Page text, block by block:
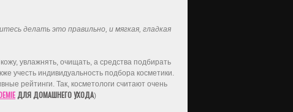
делать это правильно, и мягкая, гладкая
увлажнять, очищать, а средства подбирать
учесть индивидуальность подбора косметики.
рейтинги. Так, косметологи считают очень
ДЛЯ ДОМАШНЕГО УХОДА)